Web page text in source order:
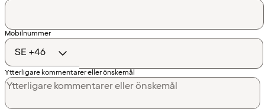
Landskod
Mobilnummer
Ytterligare kommentarer eller önskemål